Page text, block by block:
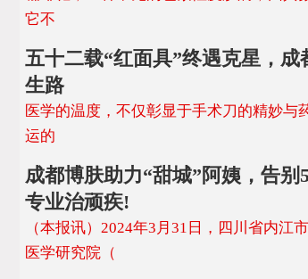
它不
五十二载“红面具”终遇克星，
生路
医学的温度，不仅彰显于手术刀的精妙与
运的
成都博肤助力“甜城”阿姨，告别
专业治顽疾!
（本报讯）2024年3月31日，四川省内江
医学研究院（